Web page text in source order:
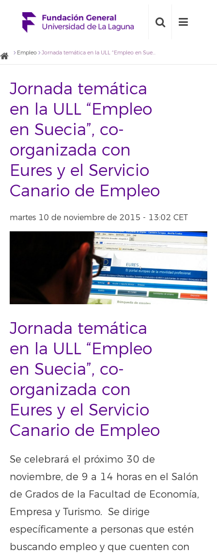
Empleo Jornada temática en la ULL “Empleo en Suecia”, co-organizada con Eures y el Servicio Canario de Empleo
Jornada temática
en la ULL “Empleo
en Suecia”, co-
organizada con
Eures y el Servicio
Canario de Empleo
martes 10 de noviembre de 2015 - 13:02 CET
Jornada temática
en la ULL “Empleo
en Suecia”, co-
organizada con
Eures y el Servicio
Canario de Empleo
Se celebrará el próximo 30 de
noviembre, de 9 a 14 horas en el Salón
de Grados de la Facultad de Economía,
Empresa y Turismo. Se dirige
específicamente a personas que estén
buscando empleo y que cuenten con